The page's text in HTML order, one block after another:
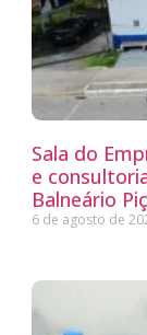
Sala do
e
Balneário
6 de agosto de